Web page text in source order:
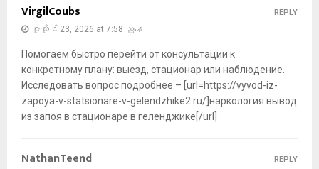
VirgilCoubs
ဇူလိုင် 23, 2026 at 7:58 ညနေ
Помогаем быстро перейти от консультации к
конкретному плану: выезд, стационар или наблюдение.
Исследовать вопрос подробнее – [url=https://vyvod-iz-
zapoya-v-statsionare-v-gelendzhike2.ru/]наркология вывод
из запоя в стационаре в геленджике[/url]
REPLY
NathanTeend REPLY